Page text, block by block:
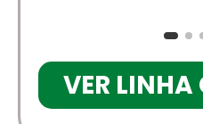
VER LINHA